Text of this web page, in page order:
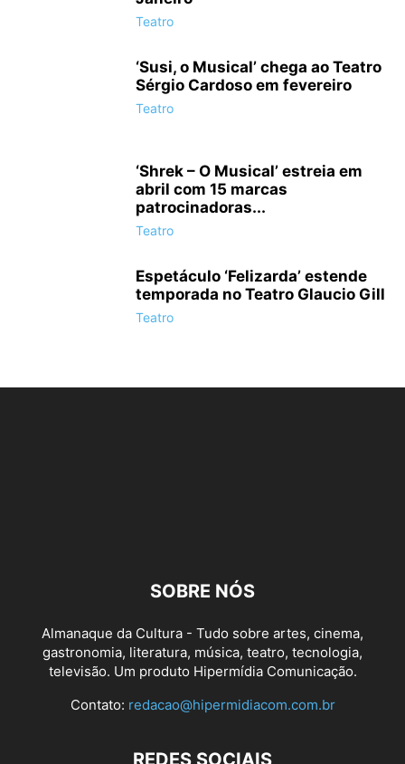
Teatro
‘Susi, o Musical’ chega ao Teatro
Sérgio Cardoso em fevereiro
Teatro
‘Shrek – O Musical’ estreia em
abril com 15 marcas
patrocinadoras...
Teatro
Espetáculo ‘Felizarda’ estende
temporada no Teatro Glaucio Gill
Teatro
SOBRE NÓS
Almanaque da Cultura - Tudo sobre artes, cinema,
gastronomia, literatura, música, teatro, tecnologia,
televisão. Um produto Hipermídia Comunicação.
Contato: redacao@hipermidiacom.com.br
REDES SOCIAIS